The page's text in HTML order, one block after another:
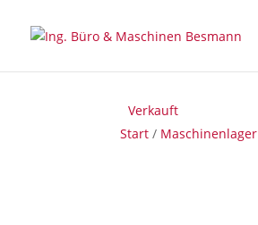
Start / Maschinenlager
Verkauft
Verkauft
Verkauft